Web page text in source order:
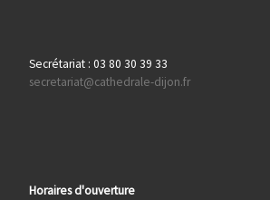
Secrétariat : 03 80 30 39 33
secretariat@cathedrale-dijon.fr
Horaires d'ouverture